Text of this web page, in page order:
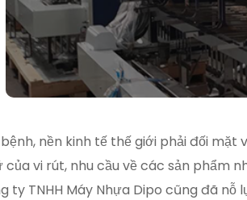
nền kinh tế thế giới phải đối
của vi rút, nhu cầu về các sản phẩm
ty TNHH Máy Nhựa Dipo cũng đã